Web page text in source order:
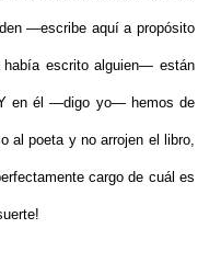
—escribe aquí a propósito
escrito alguien— están
Y en él —digo yo— hemos de
al poeta y no arrojen el libro,
cargo de cuál es